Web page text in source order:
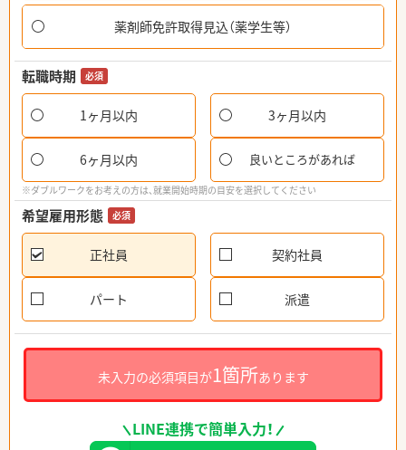
薬剤師免許取得見込（薬学生等）
転職時期 必須
1ヶ月以内 3ヶ月以内
6ヶ月以内 良いところがあれば
※ダブルワークをお考えの方は、就業開始時期の目安を選択してください
希望雇用形態 必須
正社員 契約社員
パート 派遣
未入力の必須項目が1箇所あります
LINE連携で簡単入力！